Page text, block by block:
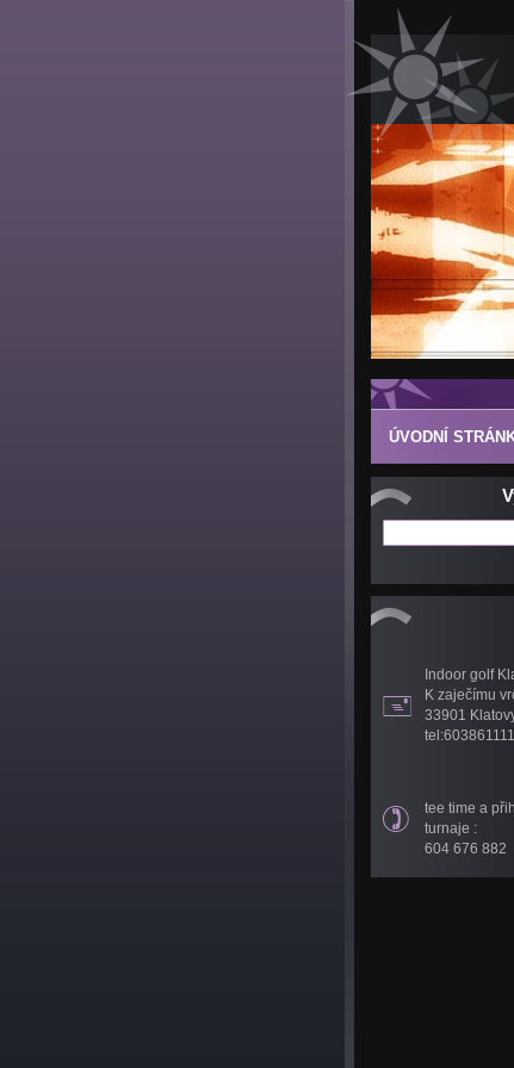
Indoor golf
K zaječímu
33901
tel:603861111
tee time a
turnaje :
604 676 882
ÚVODNÍ